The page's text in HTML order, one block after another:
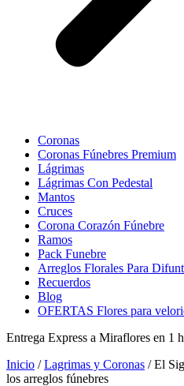
Coronas
Coronas Fúnebres Premium
Lágrimas
Lágrimas Con Pedestal
Mantos
Cruces
Corona Corazón Fúnebre
Ramos
Pack Funebre
Arreglos Florales Para
Recuerdos
Blog
OFERTAS Flores para
Entrega Express a Miraflores en 1
Inicio /Lagrimas y Coronas / El
los arreglos fúnebres